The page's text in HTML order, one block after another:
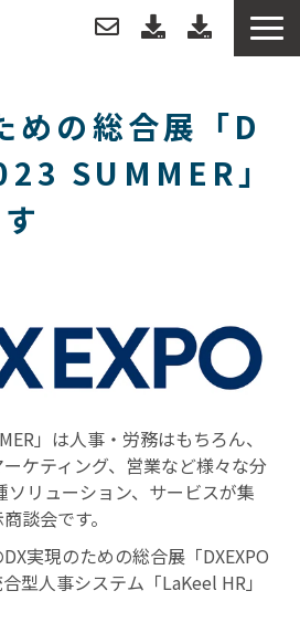
めの総合展「D
SUMMER」
」は人事・労務はもちろん、
ケティング、営業など様々な分
ソリューション、サービスが集
談会です。
実現のための総合展「DXEXPO
型人事システム「LaKeel HR」